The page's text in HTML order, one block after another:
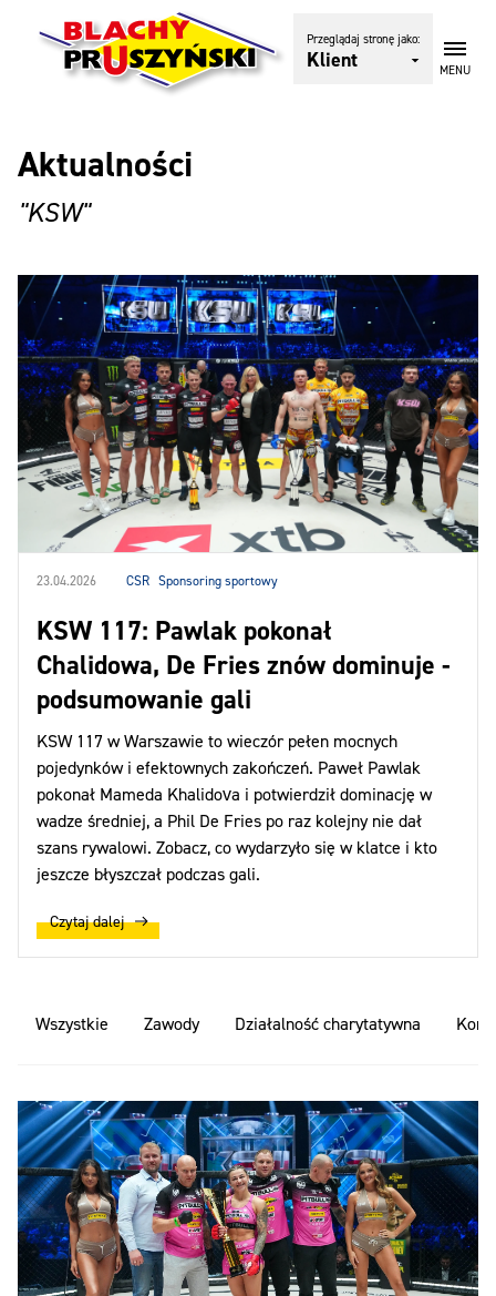
Przeglądaj stronę jako:
Klient MENU
Aktualności
"KSW"
23.04.2026 CSR Sponsoring sportowy
KSW 117: Pawlak pokonał
Chalidowa, De Fries znów dominuje -
podsumowanie gali
KSW 117 w Warszawie to wieczór pełen mocnych
pojedynków i efektownych zakończeń. Paweł Pawlak
pokonał Mameda Khalidova i potwierdził dominację w
wadze średniej, a Phil De Fries po raz kolejny nie dał
szans rywalowi. Zobacz, co wydarzyło się w klatce i kto
jeszcze błyszczał podczas gali.
Czytaj dalej
Wszystkie Zawody Działalność charytatywna